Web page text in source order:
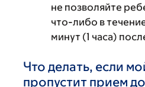
не позволяйте
что-либо в
минут (1 часа)
Что делать, если
пропустит прием